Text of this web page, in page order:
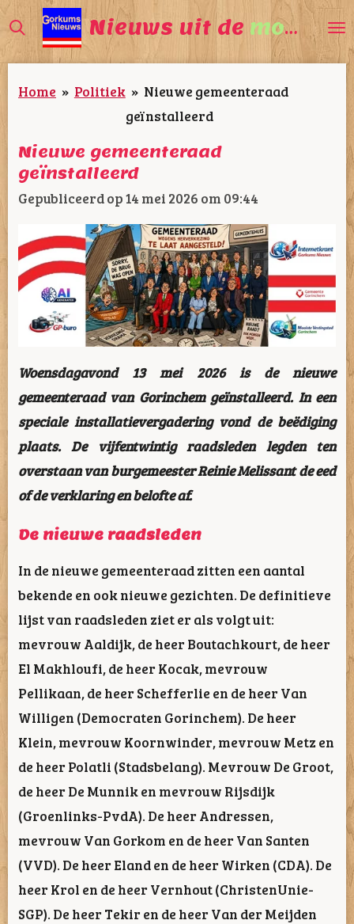
Ga
direct
naar
de
Nieuws uit de mooiste
Home » Politiek » Nieuwe gemeenteraad
geïnstalleerd
Nieuwe gemeenteraad
geïnstalleerd
Gepubliceerd op 14 mei 2026 om 09:44
Woensdagavond 13 mei 2026 is de nieuwe
gemeenteraad van Gorinchem geïnstalleerd. In een
speciale installatievergadering vond de beëdiging
plaats. De vijfentwintig raadsleden legden ten
overstaan van burgemeester Reinie Melissant de eed
of de verklaring en belofte af.
De nieuwe raadsleden
In de nieuwe gemeenteraad zitten een aantal
bekende en ook nieuwe gezichten. De definitieve
lijst van raadsleden ziet er als volgt uit:
mevrouw Aaldijk, de heer Boutachkourt, de heer
El Makhloufi, de heer Kocak, mevrouw
Pellikaan, de heer Schefferlie en de heer Van
Willigen (Democraten Gorinchem). De heer
Klein, mevrouw Koornwinder, mevrouw Metz en
de heer Polatli (Stadsbelang). Mevrouw De Groot,
de heer De Munnik en mevrouw Rijsdijk
(Groenlinks-PvdA). De heer Andressen,
mevrouw Van Gorkom en de heer Van Santen
(VVD). De heer Eland en de heer Wirken (CDA). De
heer Krol en de heer Vernhout (ChristenUnie-
SGP). De heer Tekir en de heer Van der Meijden